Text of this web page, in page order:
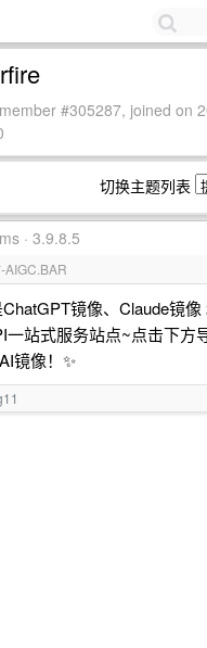
#305287, joined on
切换主题列表
· 3.9.8.5
AIGC.BAR
镜像、Claude镜像
一站式服务站点~点击下方
镜像！✨